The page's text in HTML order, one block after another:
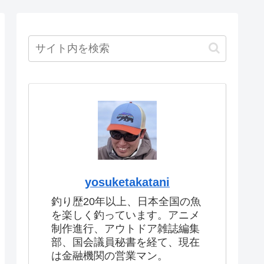
yosuketakatani
釣り歴20年以上、日本全国の魚
を楽しく釣っています。アニメ
制作進行、アウトドア雑誌編集
部、国会議員秘書を経て、現在
は金融機関の営業マン。